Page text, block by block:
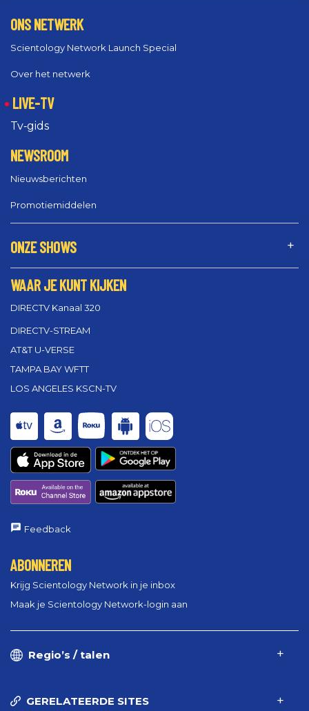
ONS NETWERK
Scientology Network Launch Special
Over het netwerk
LIVE-TV
Tv‑gids
NEWSROOM
Nieuwsberichten
Promotiemiddelen
ONZE SHOWS
WAAR JE KUNT KIJKEN
DIRECTV Kanaal 320
DIRECTV-STREAM
AT&T U-VERSE
TAMPA BAY WFTT
LOS ANGELES KSCN-TV
Feedback
ABONNEREN
Krijg Scientology Network in je inbox
Maak je Scientology Network-login aan
Regio’s / talen
GERELATEERDE SITES